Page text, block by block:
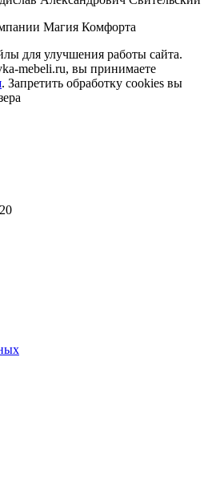
для улучшения работы сайта.
mebeli.ru, вы принимаете
. Запретить обработку cookies вы